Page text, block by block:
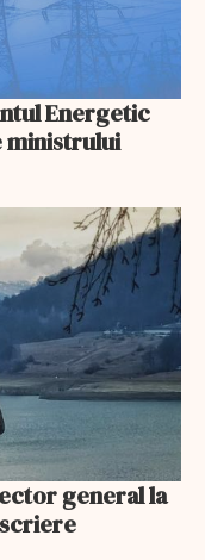
Energetic
ministrului
general la